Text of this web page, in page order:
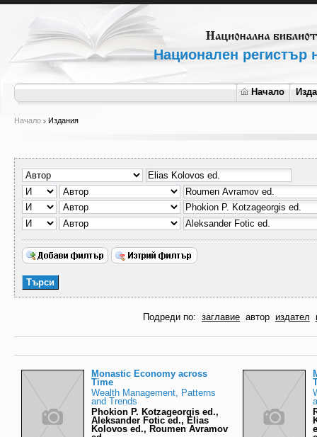
Национален регистър
Начало
Начало Издания
Подреди по: заглавие автор издател
Monastic Economy across
Time
Wealth Management, Patterns
and Trends
Phokion P. Kotzageorgis ed.,
Aleksander Fotic ed., Elias
Kolovos ed., Roumen Avramov